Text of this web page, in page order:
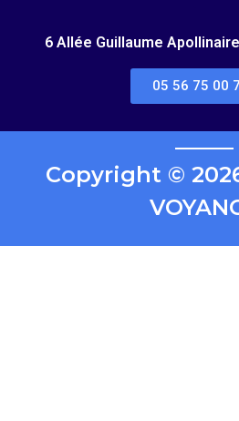
6 Allée Guillaume
05 56 75 00
Copyright ©